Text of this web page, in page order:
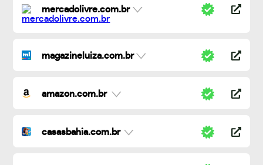
mercadolivre.com.br
magazineluiza.com.br
amazon.com.br
casasbahia.com.br